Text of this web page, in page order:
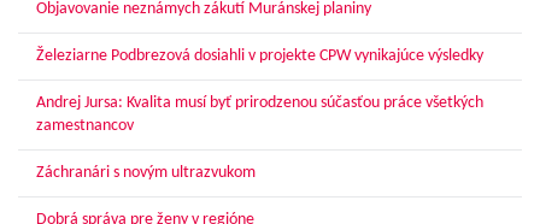
Objavovanie neznámych zákutí Muránskej planiny
Železiarne Podbrezová dosiahli v projekte CPW vynikajúce výsledky
Andrej Jursa: Kvalita musí byť prirodzenou súčasťou práce všetkých
zamestnancov
Záchranári s novým ultrazvukom
Dobrá správa pre ženy v regióne